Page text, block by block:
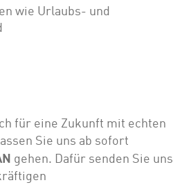
wie Urlaubs- und
für eine Zukunft mit echten
Sie uns ab sofort
gehen. Dafür senden Sie uns